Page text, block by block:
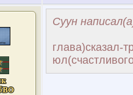
Суун
глава)сказал-